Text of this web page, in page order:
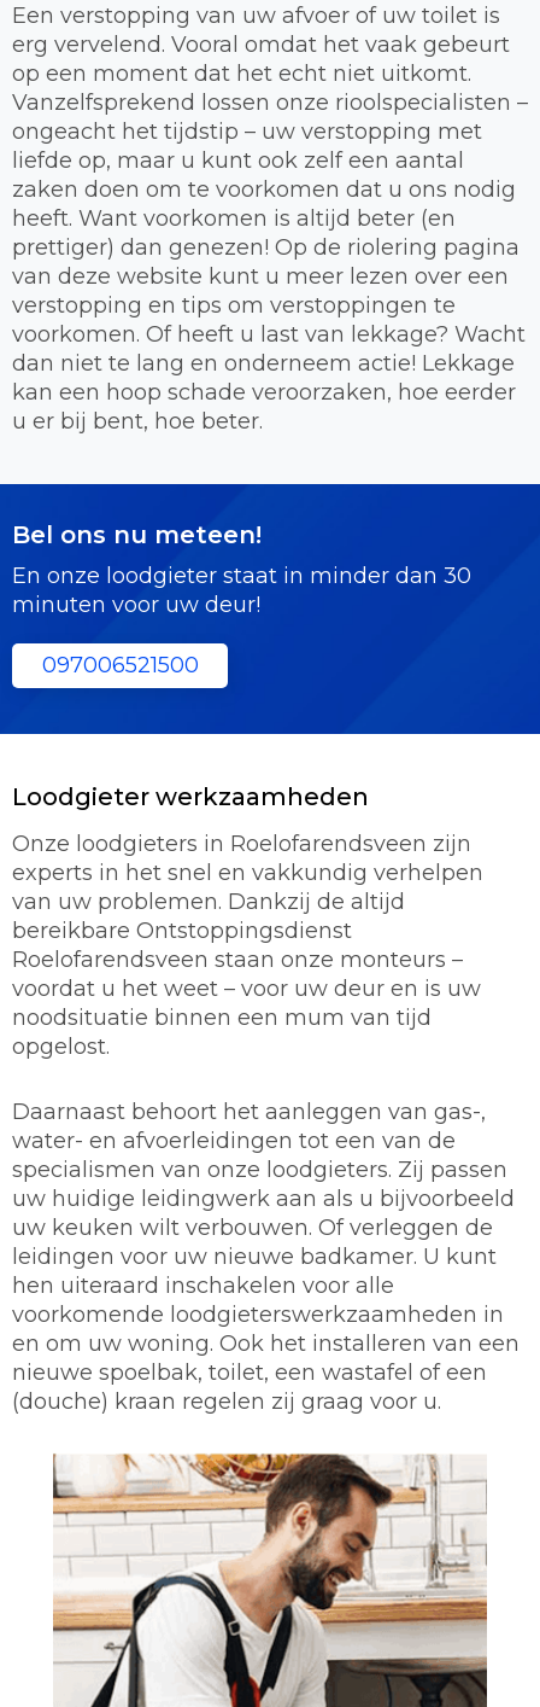
Een verstopping van uw afvoer of uw toilet is
erg vervelend. Vooral omdat het vaak gebeurt
op een moment dat het echt niet uitkomt.
Vanzelfsprekend lossen onze rioolspecialisten –
ongeacht het tijdstip – uw verstopping met
liefde op, maar u kunt ook zelf een aantal
zaken doen om te voorkomen dat u ons nodig
heeft. Want voorkomen is altijd beter (en
prettiger) dan genezen! Op de riolering pagina
van deze website kunt u meer lezen over een
verstopping en tips om verstoppingen te
voorkomen. Of heeft u last van lekkage? Wacht
dan niet te lang en onderneem actie! Lekkage
kan een hoop schade veroorzaken, hoe eerder
u er bij bent, hoe beter.
Bel ons nu meteen!
En onze loodgieter staat in minder dan 30
minuten voor uw deur!
097006521500
Loodgieter werkzaamheden
Onze loodgieters in Roelofarendsveen zijn
experts in het snel en vakkundig verhelpen
van uw problemen. Dankzij de altijd
bereikbare Ontstoppingsdienst
Roelofarendsveen staan onze monteurs –
voordat u het weet – voor uw deur en is uw
noodsituatie binnen een mum van tijd
opgelost.
Daarnaast behoort het aanleggen van gas-,
water- en afvoerleidingen tot een van de
specialismen van onze loodgieters. Zij passen
uw huidige leidingwerk aan als u bijvoorbeeld
uw keuken wilt verbouwen. Of verleggen de
leidingen voor uw nieuwe badkamer. U kunt
hen uiteraard inschakelen voor alle
voorkomende loodgieterswerkzaamheden in
en om uw woning. Ook het installeren van een
nieuwe spoelbak, toilet, een wastafel of een
(douche) kraan regelen zij graag voor u.